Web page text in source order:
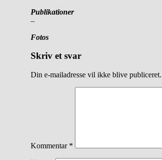
Publikationer
–
Fotos
Skriv et svar
Din e-mailadresse vil ikke blive publiceret.
Kommentar *